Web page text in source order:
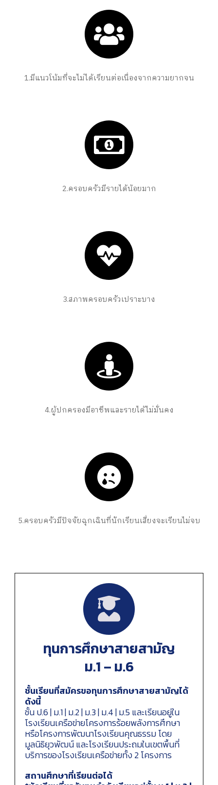
1.มีแนวโน้มที่จะไม่ได้เรียนต่อเนื่องจากความยากจน
2.ครอบครัวมีรายได้น้อยมาก
3.สภาพครอบครัวเปราะบาง
4.ผู้ปกครองมีอาชีพและรายได้ไม่มั่นคง
5.ครอบครัวมีปัจจัยฉุกเฉินที่นักเรียนเสี่ยงจะเรียนไม่จบ
ทุนการศึกษาสายสามัญ
ม.1 – ม.6
ชั้นเรียนที่สมัครขอทุนการศึกษาสายสามัญได้
ดังนี้
ชั้น ป.6 | ม.1 | ม.2 | ม.3 | ม.4 | ม.5 และเรียนอยู่ใน
โรงเรียนเครือข่ายโครงการร้อยพลังการศึกษา
หรือโครงการพัฒนาโรงเรียนคุณธรรม โดย
มูลนิธิยุวพัฒน์ และโรงเรียนประถมในเขตพื้นที่
บริการของโรงเรียนเครือข่ายทั้ง 2 โครงการ
สถานศึกษาที่เรียนต่อได้